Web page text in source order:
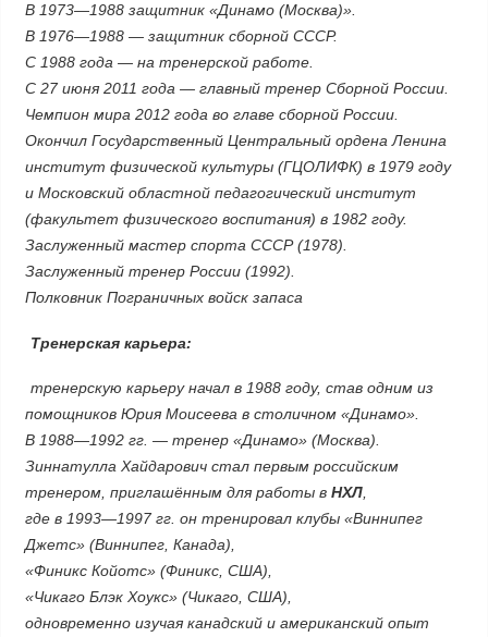
В 1973—1988 защитник «Динамо (Москва)».
В 1976—1988 — защитник сборной СССР.
С 1988 года — на тренерской работе.
С 27 июня 2011 года — главный тренер Сборной России.
Чемпион мира 2012 года во главе сборной России.
Окончил Государственный Центральный ордена Ленина
институт физической культуры (ГЦОЛИФК) в 1979 году
и Московский областной педагогический институт
(факультет физического воспитания) в 1982 году.
Заслуженный мастер спорта СССР (1978).
Заслуженный тренер России (1992).
Полковник Пограничных войск запаса
Тренерская карьера:
тренерскую карьеру начал в 1988 году, став одним из
помощников Юрия Моисеева в столичном «Динамо».
В 1988—1992 гг. — тренер «Динамо» (Москва).
Зиннатулла Хайдарович стал первым российским
тренером, приглашённым для работы в НХЛ,
где в 1993—1997 гг. он тренировал клубы «Виннипег
Джетс» (Виннипег, Канада),
«Финикс Койотс» (Финикс, США),
«Чикаго Блэк Хоукс» (Чикаго, США),
одновременно изучая канадский и американский опыт